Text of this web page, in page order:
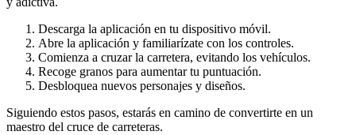
Descarga la aplicación en tu dispositivo móvil.
Abre la aplicación y familiarízate con los controles.
Comienza a cruzar la carretera, evitando los vehículos.
Recoge granos para aumentar tu puntuación.
Desbloquea nuevos personajes y diseños.
Siguiendo estos pasos, estarás en camino de convertirte en un
maestro del cruce de carreteras.